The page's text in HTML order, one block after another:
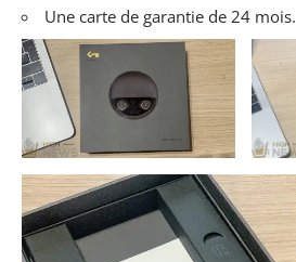
Une carte de garantie de 24 mois.